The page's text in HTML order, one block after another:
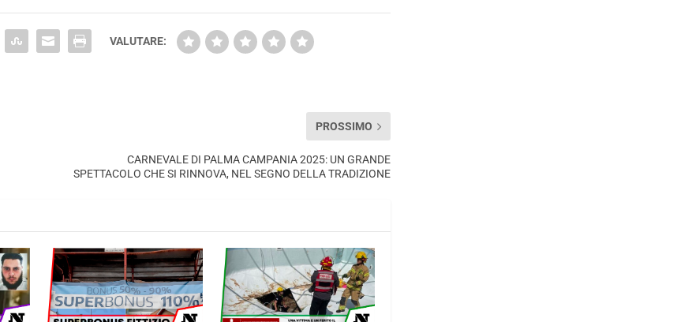
VALUTARE:
PROSSIMO
CARNEVALE DI PALMA CAMPANIA 2025: UN GRANDE
SPETTACOLO CHE SI RINNOVA, NEL SEGNO DELLA TRADIZIONE